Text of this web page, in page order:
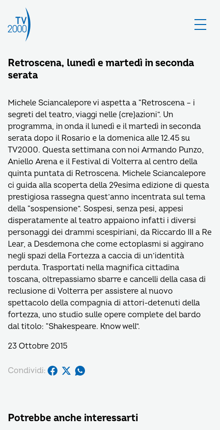
Retroscena, lunedì e martedì in seconda
serata
Michele Sciancalepore vi aspetta a “Retroscena – i
segreti del teatro, viaggi nelle {cre}azioni”. Un
programma, in onda il lunedì e il martedì in seconda
serata dopo il Rosario e la domenica alle 12.45 su
TV2000. Questa settimana con noi Armando Punzo,
Aniello Arena e il Festival di Volterra al centro della
quinta puntata di Retroscena. Michele Sciancalepore
ci guida alla scoperta della 29esima edizione di questa
prestigiosa rassegna quest’anno incentrata sul tema
della “sospensione”. Sospesi, senza pesi, appesi
disperatamente al teatro appaiono infatti i diversi
personaggi dei drammi scespiriani, da Riccardo III a Re
Lear, a Desdemona che come ectoplasmi si aggirano
negli spazi della Fortezza a caccia di un’identità
perduta. Trasportati nella magnifica cittadina
toscana, oltrepassiamo sbarre e cancelli della casa di
reclusione di Volterra per assistere al nuovo
spettacolo della compagnia di attori-detenuti della
fortezza, uno studio sulle opere complete del bardo
dal titolo: “Shakespeare. Know well”.
23 Ottobre 2015
Condividi:
Potrebbe anche interessarti